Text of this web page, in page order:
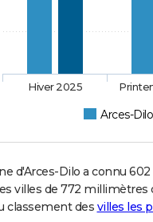
Arces-Dilo
Hiver 2025
d'Arces-Dilo a connu
villes de 772
classement des villes les